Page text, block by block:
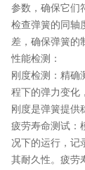
参数，确保它们
检查弹簧的同轴
差，确保弹簧的
性能检测：
刚度检测：精确
程下的弹力变化
刚度是弹簧提供
疲劳寿命测试：
况下的运行，记
其耐久性。疲劳